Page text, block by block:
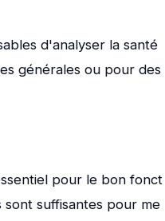
d'analyser la santé
générales ou pour des
pour le bon fonct
sont suffisantes pour me